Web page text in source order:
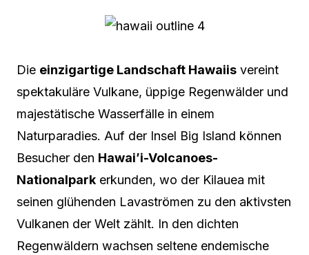
Die einzigartige Landschaft Hawaiis vereint
spektakuläre Vulkane, üppige Regenwälder und
majestätische Wasserfälle in einem
Naturparadies. Auf der Insel Big Island können
Besucher den Hawai’i-Volcanoes-
Nationalpark erkunden, wo der Kilauea mit
seinen glühenden Lavaströmen zu den aktivsten
Vulkanen der Welt zählt. In den dichten
Regenwäldern wachsen seltene endemische